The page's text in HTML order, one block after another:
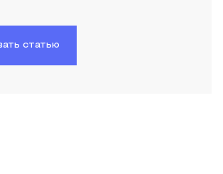
статью